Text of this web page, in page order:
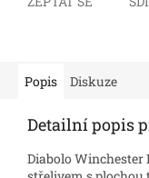
Popis Diskuze
Detailní popis
Diabolo Winchester